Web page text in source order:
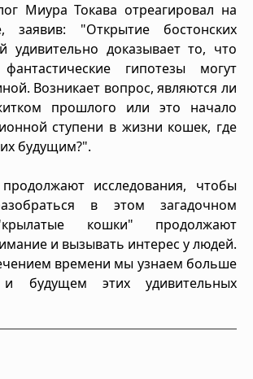
Миура Токава отреагировал на
заявив: "Открытие бостонских
удивительно доказывает то, что
гипотезы могут
Возникает вопрос, являются ли
прошлого или это начало
ступени в жизни кошек, где
будущим?".
исследования, чтобы
в этом загадочном
кошки" продолжают
и вызывать интерес у людей.
времени мы узнаем больше
будущем этих удивительных